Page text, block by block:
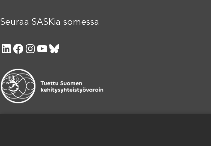
Seuraa SASKia somessa
LinkedIn Facebook Instagram YouTube Bluesky